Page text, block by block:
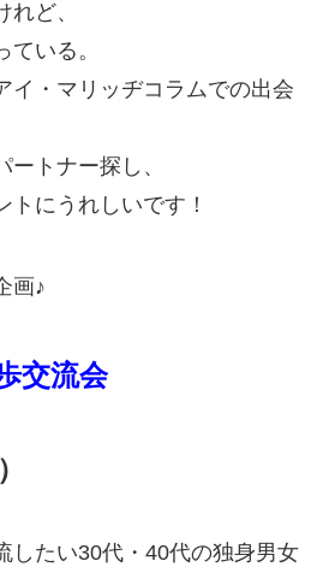
ど、
いる。
イ・マリッヂコラムでの出会
トナー探し、
トにうれしいです！
画♪
交流会
したい30代・40代の独身男女